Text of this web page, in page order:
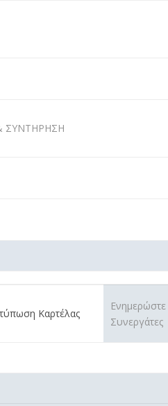
ΣΥΝΤΗΡΗΣΗ
Καρτέλας
Ενημερώστε
Συνεργάτες